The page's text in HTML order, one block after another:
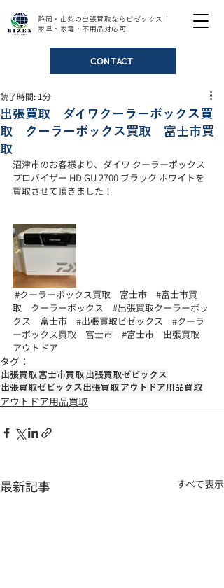
静岡・山梨の出張買取ならビゼックス｜
家具・家電・不用品対応可
CONTACT
出張買取 ダイワクーラーボックス買
取 クーラーボックス買取 富士市買
取
読了時間: 1分
沼津市のお客様より、ダイワ クーラーボックス
プロバイザー HD GU 2700 ブラック ホワイトを
買取させて頂きました！
#クーラーボックス買取 富士市 #富士市買
取 クーラーボックス #出張買取クーラーボッ
クス 富士市 #出張買取ビゼックス
#クーラ
ーボックス買取 富士市 #富士市 出張買取
アウトドア
タグ：
出張買取 富士市買取 出張買取ゼビックス
出張買取ゼビックス出張買取 アウトドア用品買取
アウトドア用品買取
最新記事 すべて表示